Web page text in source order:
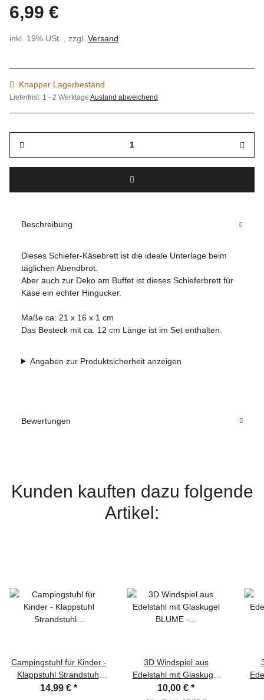
6,99 €
inkl. 19% USt. , zzgl. Versand
Knapper Lagerbestand
Lieferfrist: 1 - 2 Werktage Ausland abweichend
Beschreibung
Dieses Schiefer-Käsebrett ist die ideale Unterlage beim
täglichen Abendbrot.
Aber auch zur Deko am Buffet ist dieses Schieferbrett für
Käse ein echter Hingucker.
Maße ca: 21 x 16 x 1 cm
Das Besteck mit ca. 12 cm Länge ist im Set enthalten.
Angaben zur Produktsicherheit anzeigen
Bewertungen
Kunden kauften dazu folgende
Artikel:
Campingstuhl für Kinder -
Klappstuhl Strandstuhl
Gartenstuhl Kinderstuhl -
14,99 € *
3D Windspiel aus
Edelstahl mit Glaskugel
BLUME - Dekoration für
10,00 € *